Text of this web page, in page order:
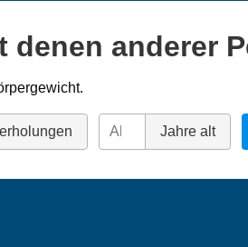
anderer
Jahre alt